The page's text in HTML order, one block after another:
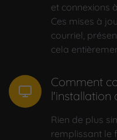
et connexions
Ces mises à
courriel,
cela
Comment
l'installation
Rien de plus
remplissant le